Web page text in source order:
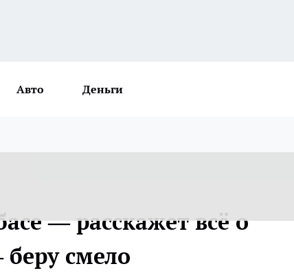
Авто Деньги
— расскажет всё о
беру смело